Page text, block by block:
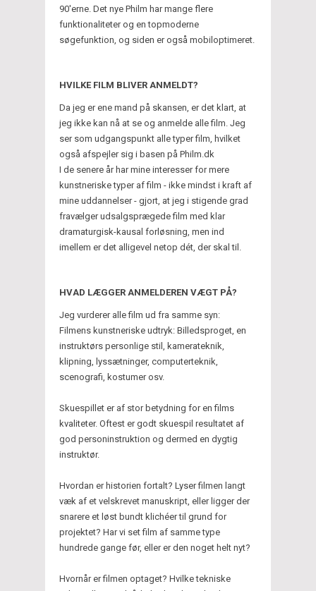
90'erne. Det nye Philm har mange flere
funktionaliteter og en topmoderne
søgefunktion, og siden er også mobiloptimeret.
HVILKE FILM BLIVER ANMELDT?
Da jeg er ene mand på skansen, er det klart, at
jeg ikke kan nå at se og anmelde alle film. Jeg
ser som udgangspunkt alle typer film, hvilket
også afspejler sig i basen på Philm.dk
I de senere år har mine interesser for mere
kunstneriske typer af film - ikke mindst i kraft af
mine uddannelser - gjort, at jeg i stigende grad
fravælger udsalgsprægede film med klar
dramaturgisk-kausal forløsning, men ind
imellem er det alligevel netop dét, der skal til.
HVAD LÆGGER ANMELDEREN VÆGT PÅ?
Jeg vurderer alle film ud fra samme syn:
Filmens kunstneriske udtryk: Billedsproget, en
instruktørs personlige stil, kamerateknik,
klipning, lyssætninger, computerteknik,
scenografi, kostumer osv.
Skuespillet er af stor betydning for en films
kvaliteter. Oftest er godt skuespil resultatet af
god personinstruktion og dermed en dygtig
instruktør.
Hvordan er historien fortalt? Lyser filmen langt
væk af et velskrevet manuskript, eller ligger der
snarere et løst bundt klichéer til grund for
projektet? Har vi set film af samme type
hundrede gange før, eller er den noget helt nyt?
Hvornår er filmen optaget? Hvilke tekniske